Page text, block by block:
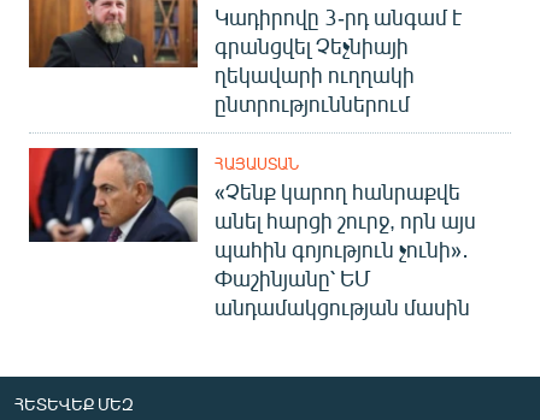
Կադիրովը 3-րդ անգամ է
գրանցվել Չեչնիայի
ղեկավարի ուղղակի
ընտրություններում
ՀԱՅԱՍՏԱՆ
«Չենք կարող հանրաքվե
անել հարցի շուրջ, որն այս
պահին գոյություն չունի»․
Փաշինյանը՝ ԵՄ
անդամակցության մասին
ՀԵՏԵՎԵՔ ՄԵԶ